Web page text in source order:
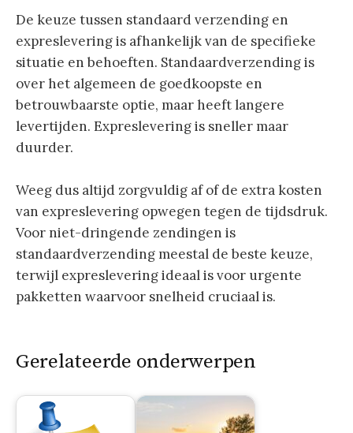
De keuze tussen standaard verzending en
expreslevering is afhankelijk van de specifieke
situatie en behoeften. Standaardverzending is
over het algemeen de goedkoopste en
betrouwbaarste optie, maar heeft langere
levertijden. Expreslevering is sneller maar
duurder.
Weeg dus altijd zorgvuldig af of de extra kosten
van expreslevering opwegen tegen de tijdsdruk.
Voor niet-dringende zendingen is
standaardverzending meestal de beste keuze,
terwijl expreslevering ideaal is voor urgente
pakketten waarvoor snelheid cruciaal is.
Gerelateerde onderwerpen